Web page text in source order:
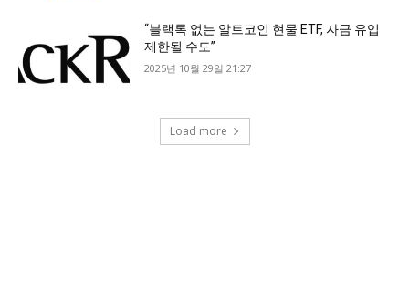
“블랙록 없는 알트코인 현물 ETF, 자금 유입
제한될 수도”
2025년 10월 29일 21:27
Load more